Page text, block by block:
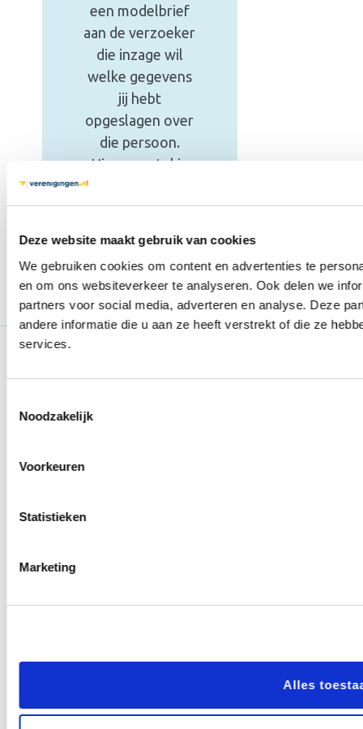
Deze website maakt gebruik van cookies
We gebruiken cookies om content en advertenties te
en om ons websiteverkeer te analyseren. Ook delen we
partners voor social media, adverteren en analyse. Deze
andere informatie die u aan ze heeft verstrekt of die ze
services.
Noodzakelijk
Voorkeuren
Statistieken
Marketing
Alles
een modelbrief
aan de verzoeker
die inzage wil
welke gegevens
jij hebt
opgeslagen over
die persoon.
Hiermee stel je
de procedure vast
en de termijn die
een handige hulp
in een redelijk
formeel proces.
Zet de juiste
procedurele
Lees meer over Bestuur
Verenigingen.nl
Over ons
Archief Nieuwsbrieven